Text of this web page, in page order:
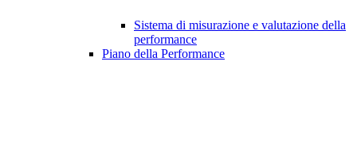
Sistema di misurazione e valutazione della
performance
Piano della Performance